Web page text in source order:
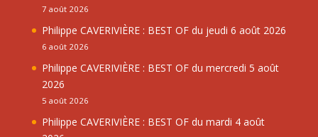
7 août 2026
Philippe CAVERIVIÈRE : BEST OF du jeudi 6 août 2026
6 août 2026
Philippe CAVERIVIÈRE : BEST OF du mercredi 5 août
2026
5 août 2026
Philippe CAVERIVIÈRE : BEST OF du mardi 4 août